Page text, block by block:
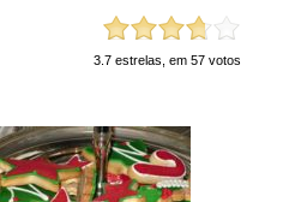
3.7 estrelas, em57 votos